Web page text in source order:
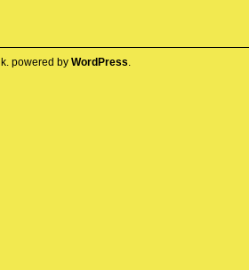
powered by WordPress.